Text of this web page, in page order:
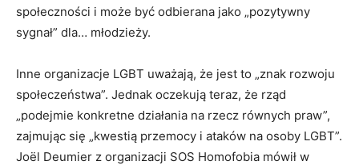
społeczności i może być odbierana jako „pozytywny
sygnał” dla… młodzieży.
Inne organizacje LGBT uważają, że jest to „znak rozwoju
społeczeństwa”. Jednak oczekują teraz, że rząd
„podejmie konkretne działania na rzecz równych praw”,
zajmując się „kwestią przemocy i ataków na osoby LGBT”.
Joël Deumier z organizacji SOS Homofobia mówił w